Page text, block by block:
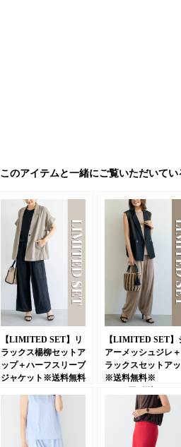
このアイテムと一緒にご覧いただいてい
【LIMITED SET】リ
ラックス楊柳セットア
ップ＋ハーフスリーブ
ジャケット※送料無料
26,950円 (税込)
【LIMITED SET】
アーメッシュジレ
ラックスセットア
※送料無料※
24,970円 (税込)